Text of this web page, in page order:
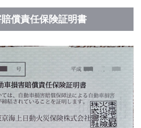
償責任保険証明書